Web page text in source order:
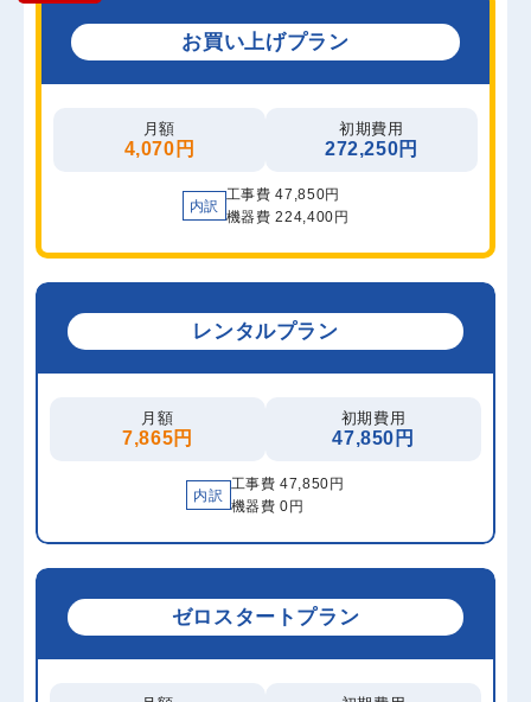
お買い上げプラン
月額
4,070円
初期費用
272,250円
内訳
工事費 47,850円
機器費 224,400円
レンタルプラン
月額
7,865円
初期費用
47,850円
内訳
工事費 47,850円
機器費 0円
ゼロスタートプラン